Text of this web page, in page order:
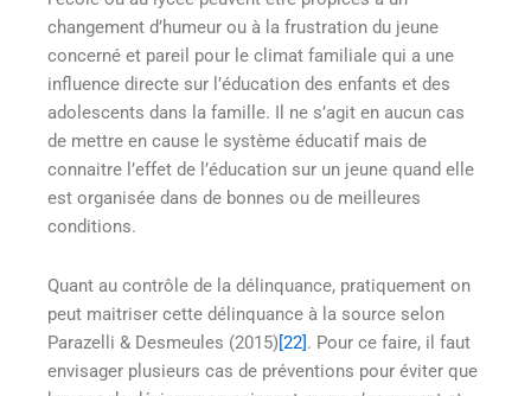
changement d’humeur ou à la frustration du jeune
concerné et pareil pour le climat familiale qui a une
influence directe sur l’éducation des enfants et des
adolescents dans la famille. Il ne s’agit en aucun cas
de mettre en cause le système éducatif mais de
connaitre l’effet de l’éducation sur un jeune quand elle
est organisée dans de bonnes ou de meilleures
conditions.
Quant au contrôle de la délinquance, pratiquement on
peut maitriser cette délinquance à la source selon
Parazelli & Desmeules (2015)[22]. Pour ce faire, il faut
envisager plusieurs cas de préventions pour éviter que